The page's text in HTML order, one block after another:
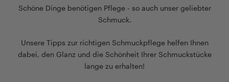
Schöne Dinge benötigen Pflege - so auch unser geliebter
Schmuck.
Unsere Tipps zur richtigen Schmuckpflege helfen Ihnen
dabei, den Glanz und die Schönheit Ihrer Schmuckstücke
lange zu erhalten!